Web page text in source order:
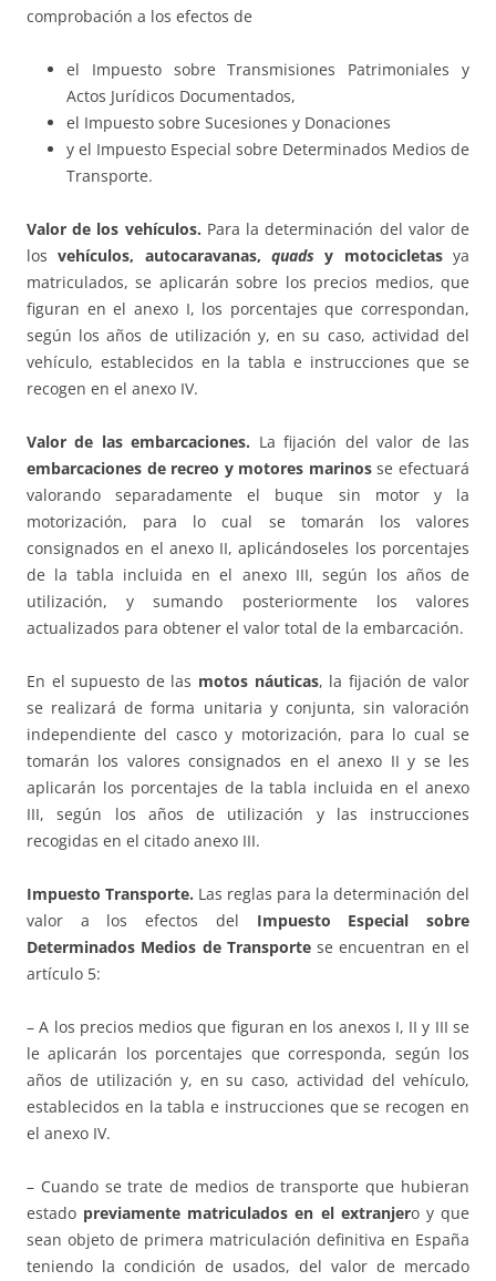
comprobación a los efectos de
el Impuesto sobre Transmisiones Patrimoniales y
Actos Jurídicos Documentados,
el Impuesto sobre Sucesiones y Donaciones
y el Impuesto Especial sobre Determinados Medios de
Transporte.
Valor de los vehículos. Para la determinación del valor de
losvehículos, autocaravanas,quads y motocicletasya
matriculados, se aplicarán sobre los precios medios, que
figuran en el anexo I, los porcentajes que correspondan,
según los años de utilización y, en su caso, actividad del
vehículo, establecidos en la tabla e instrucciones que se
recogen en el anexo IV.
Valor de las embarcaciones. La fijación del valor de las
embarcaciones de recreo y motores marinosse efectuará
valorando separadamente el buque sin motor y la
motorización, para lo cual se tomarán los valores
consignados en el anexo II, aplicándoseles los porcentajes
de la tabla incluida en el anexo III, según los años de
utilización, y sumando posteriormente los valores
actualizados para obtener el valor total de la embarcación.
En el supuesto de las motos náuticas, la fijación de valor
se realizará de forma unitaria y conjunta, sin valoración
independiente del casco y motorización, para lo cual se
tomarán los valores consignados en el anexo II y se les
aplicarán los porcentajes de la tabla incluida en el anexo
III, según los años de utilización y las instrucciones
recogidas en el citado anexo III.
Impuesto Transporte. Las reglas para la determinación del
valor a los efectos del Impuesto Especial sobre
Determinados Medios de Transportese encuentran en el
artículo 5:
– A los precios medios que figuran en los anexos I, II y III se
le aplicarán los porcentajes que corresponda, según los
años de utilización y, en su caso, actividad del vehículo,
establecidos en la tabla e instrucciones que se recogen en
el anexo IV.
– Cuando se trate de medios de transporte que hubieran
estado previamente matriculados en el extranjero y que
sean objeto de primera matriculación definitiva en España
teniendo la condición de usados, del valor de mercado